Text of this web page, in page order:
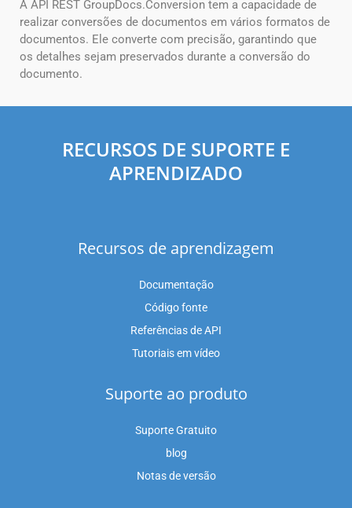
A API REST GroupDocs.Conversion tem a capacidade de
realizar conversões de documentos em vários formatos de
documentos. Ele converte com precisão, garantindo que
os detalhes sejam preservados durante a conversão do
documento.
RECURSOS DE SUPORTE E
APRENDIZADO
Recursos de aprendizagem
Documentação
Código fonte
Referências de API
Tutoriais em vídeo
Suporte ao produto
Suporte Gratuito
blog
Notas de versão